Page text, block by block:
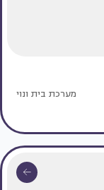
מערכת בית ונוי